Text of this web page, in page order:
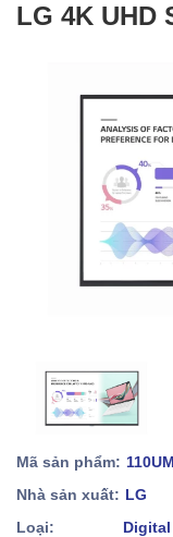
LG 4K UHD
Mã sản phẩm:
Nhà sản xuất: LG
Loại: